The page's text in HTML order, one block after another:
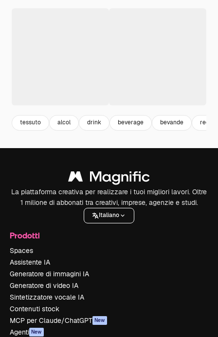
tessuto alcol drink beverage bevande red
La piattaforma creativa per realizzare i tuoi migliori lavori. Oltre
1 milione di abbonati tra creativi, imprese, agenzie e studi.
Italiano
Prodotti
Spaces
Assistente IA
Generatore di immagini IA
Generatore di video IA
Sintetizzatore vocale IA
Contenuti stock
MCP per Claude/ChatGPT New
Agenti New